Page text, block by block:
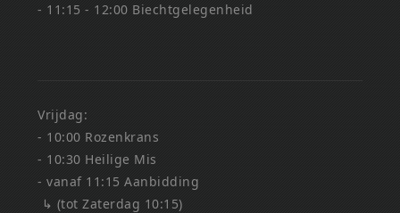
- 11:15 - 12:00 Biechtgelegenheid
Vrijdag:
- 10:00 Rozenkrans
- 10:30 Heilige Mis
- vanaf 11:15 Aanbidding
↳ (tot Zaterdag 10:15)